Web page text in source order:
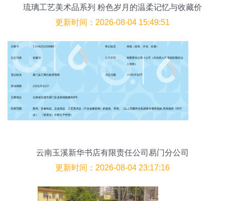
琉璃工艺美术品系列 粉色岁月的温柔记忆与收藏价
值
更新时间：2026-08-04 15:49:51
云南玉溪新华书店有限责任公司易门分公司
更新时间：2026-08-04 23:17:16